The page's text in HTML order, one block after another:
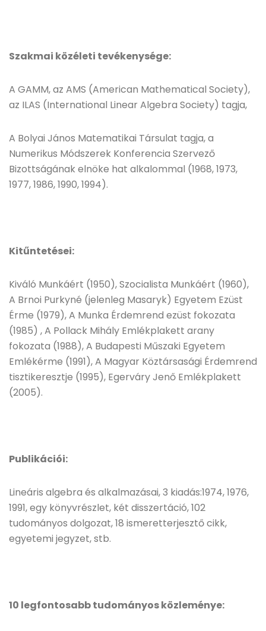
Szakmai közéleti tevékenysége:
A GAMM, az AMS (American Mathematical Society),
az ILAS (International Linear Algebra Society) tagja,
A Bolyai János Matematikai Társulat tagja, a
Numerikus Módszerek Konferencia Szervező
Bizottságának elnöke hat alkalommal (1968, 1973,
1977, 1986, 1990, 1994).
Kitűntetései:
Kiváló Munkáért (1950), Szocialista Munkáért (1960),
A Brnoi Purkyné (jelenleg Masaryk) Egyetem Ezüst
Érme (1979), A Munka Érdemrend ezüst fokozata
(1985) , A Pollack Mihály Emlékplakett arany
fokozata (1988), A Budapesti Műszaki Egyetem
Emlékérme (1991), A Magyar Köztársasági Érdemrend
tisztikeresztje (1995), Egerváry Jenő Emlékplakett
(2005).
Publikációi:
Lineáris algebra és alkalmazásai, 3 kiadás:1974, 1976,
1991, egy könyvrészlet, két disszertáció, 102
tudományos dolgozat, 18 ismeretterjesztő cikk,
egyetemi jegyzet, stb.
10 legfontosabb tudományos közleménye: